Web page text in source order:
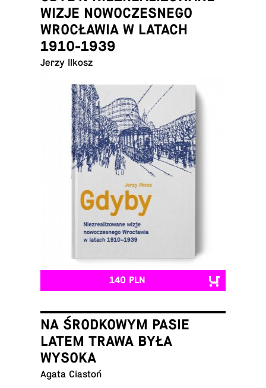
WIZJE NOWOCZESNEGO
WROCŁAWIA W LATACH
1910-1939
Jerzy Ilkosz
140 PLN
NA ŚRODKOWYM PASIE
LATEM TRAWA BYŁA
WYSOKA
Agata Ciastoń